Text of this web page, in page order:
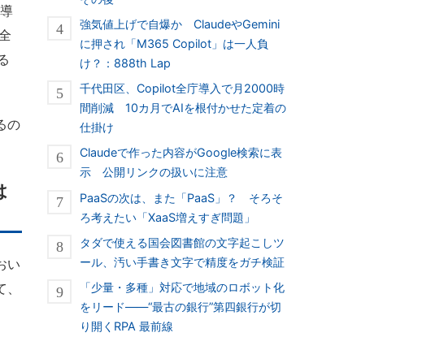
の
い
強気値上げで自爆か ClaudeやGemini
に押され「M365 Copilot」は一人負
け？：888th Lap
千代田区、Copilot全庁導入で月2000時
間削減 10カ月でAIを根付かせた定着の
仕掛け
Claudeで作った内容がGoogle検索に表
示 公開リンクの扱いに注意
PaaSの次は、また「PaaS」？ そろそ
ろ考えたい「XaaS増えすぎ問題」
タダで使える国会図書館の文字起こしツ
ール、汚い手書き文字で精度をガチ検証
「少量・多種」対応で地域のロボット化
をリード――“最古の銀行”第四銀行が切
り開くRPA 最前線